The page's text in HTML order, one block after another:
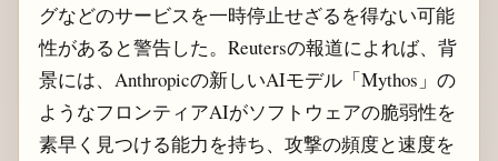
グなどのサービスを一時停止せざるを得ない可能
性があると警告した。Reutersの報道によれば、背
景には、Anthropicの新しいAIモデル「Mythos」の
ようなフロンティアAIがソフトウェアの脆弱性を
素早く見つける能力を持ち、攻撃の頻度と速度を